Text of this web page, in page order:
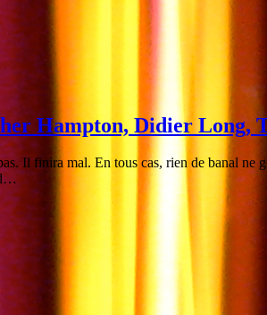
Hampton, Didier Long,
Il finira mal. En tous cas, rien de banal ne